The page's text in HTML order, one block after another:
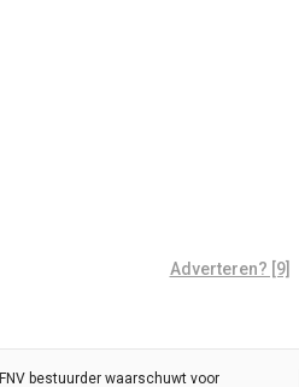
Adverteren? [9]
FNV bestuurder waarschuwt voor